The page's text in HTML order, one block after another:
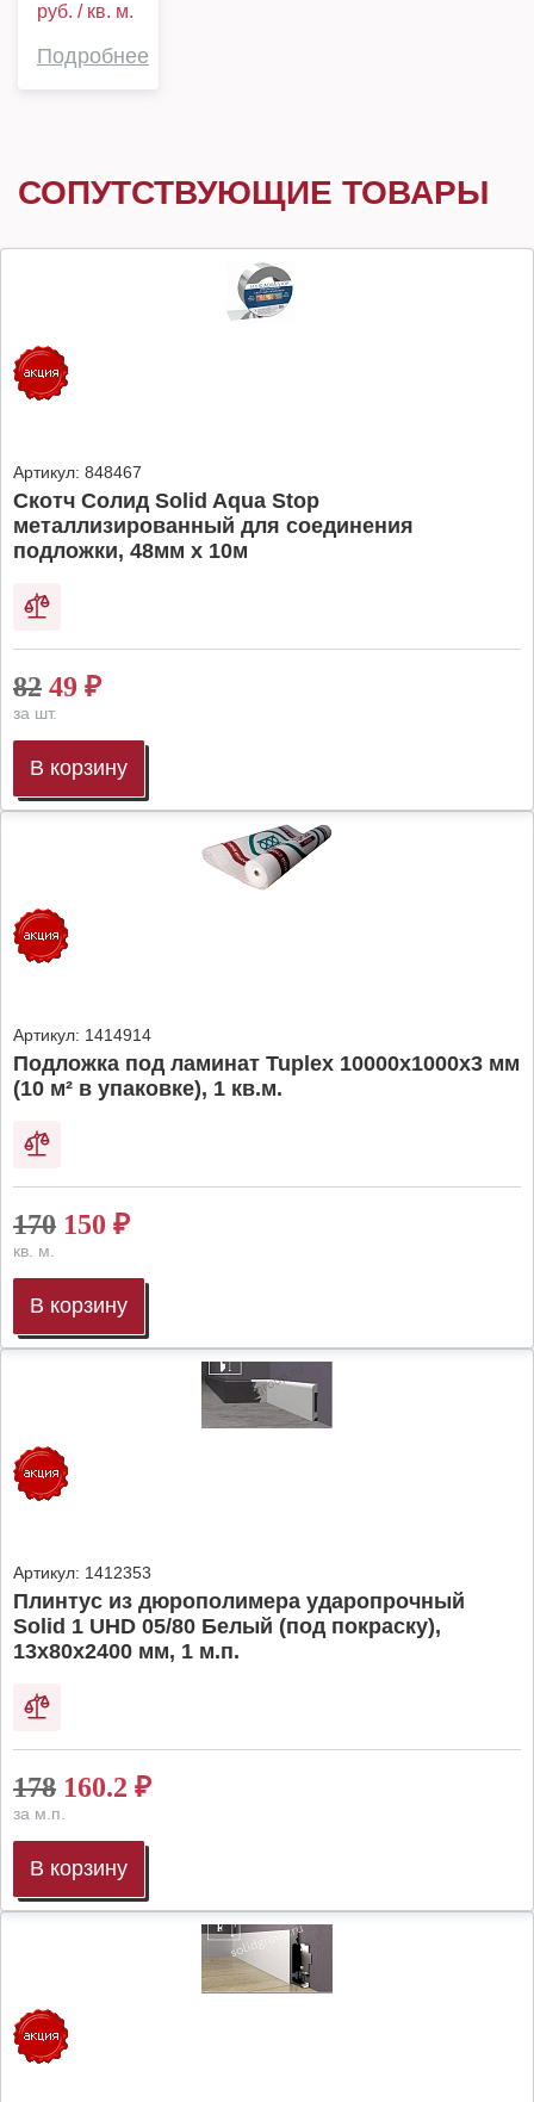
руб. / кв. м.
Подробнее
СОПУТСТВУЮЩИЕ ТОВАРЫ
Артикул: 848467
Скотч Солид Solid Aqua Stop
металлизированный для соединения
подложки, 48мм х 10м
82 49 ₽
за шт.
В корзину
Артикул: 1414914
Подложка под ламинат Tuplex 10000x1000x3 мм
(10 м² в упаковке), 1 кв.м.
170 150 ₽
кв. м.
В корзину
Артикул: 1412353
Плинтус из дюрополимера ударопрочный
Solid 1 UHD 05/80 Белый (под покраску),
13х80х2400 мм, 1 м.п.
178 160.2 ₽
за м.п.
В корзину